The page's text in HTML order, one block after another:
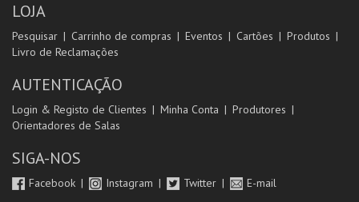
LOJA
Pesquisar Carrinho de compras Eventos Cartões
Produtos
Livro de Reclamações
AUTENTICAÇÃO
Login & Registo de Clientes Minha Conta
Produtores
Orientadores de Salas
SIGA-NOS
Facebook Instagram Twitter E-mail